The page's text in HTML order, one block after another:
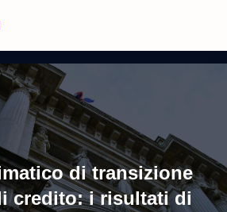
di transizione
credito: i risultati di